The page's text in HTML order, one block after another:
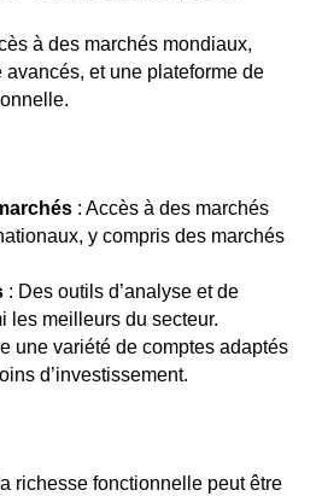
à des marchés mondiaux,
avancés, et une plateforme de
: Accès à des marchés
y compris des marchés
: Des outils d’analyse et de
les meilleurs du secteur.
une variété de comptes adaptés
d’investissement.
richesse fonctionnelle peut être